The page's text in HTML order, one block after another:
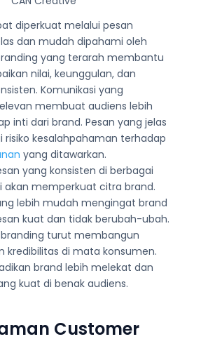
diperkuat melalui pesan
dan mudah dipahami oleh
yang terarah membantu
nilai, keunggulan, dan
Komunikasi yang
membuat audiens lebih
inti dari brand. Pesan yang jelas
risiko kesalahpahaman terhadap
yang ditawarkan.
yang konsisten di berbagai
akan memperkuat citra brand.
lebih mudah mengingat brand
kuat dan tidak berubah-ubah.
branding turut membangun
kredibilitas di mata konsumen.
brand lebih melekat dan
kuat di benak audiens.
Customer